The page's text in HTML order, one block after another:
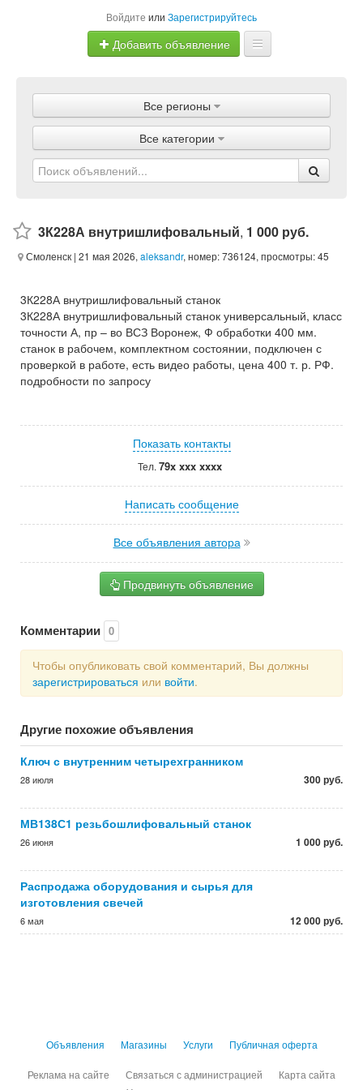
Войдите или Зарегистрируйтесь
Добавить объявление
Объявления
Магазины
Услуги
Все регионы
Все категории
3К228А внутришлифовальный, 1 000 руб.
Смоленск | 21 мая 2026, aleksandr, номер: 736124, просмотры: 45
3К228А внутришлифовальный станок
3К228А внутришлифовальный станок универсальный, класс
точности А, пр – во ВСЗ Воронеж, Ф обработки 400 мм.
станок в рабочем, комплектном состоянии, подключен с
проверкой в работе, есть видео работы, цена 400 т. р. РФ.
подробности по запросу
Показать контакты
Тел. 79x xxx xxxx
Написать сообщение
Все объявления автора
Продвинуть объявление
Комментарии 0
Чтобы опубликовать свой комментарий, Вы должны
зарегистрироваться или войти.
Другие похожие объявления
Ключ с внутренним четырехгранником
28 июля 300 руб.
МВ138С1 резьбошлифовальный станок
26 июня 1 000 руб.
Распродажа оборудования и сырья для
изготовления свечей
6 мая 12 000 руб.
Объявления Магазины Услуги Публичная оферта
Реклама на сайте Связаться с администрацией
Карта сайта